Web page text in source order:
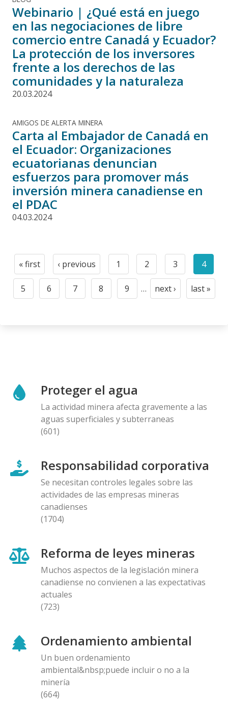
Webinario | ¿Qué está en juego
en las negociaciones de libre
comercio entre Canadá y Ecuador?
La protección de los inversores
frente a los derechos de las
comunidades y la naturaleza
20.03.2024
AMIGOS DE ALERTA MINERA
Carta al Embajador de Canadá en
el Ecuador: Organizaciones
ecuatorianas denuncian
esfuerzos para promover más
inversión minera canadiense en
el PDAC
04.03.2024
Paginación
First
page
« first
Previous
page
‹ previous
Page
1
Page
2
Page
3
page
4
Page
5
Page
6
Page
7
Page
8
Page
9 …
Next
next ›
Last
last »
Proteger el agua
La actividad minera afecta gravemente a las
aguas superficiales y subterraneas
(601)
Responsabilidad corporativa
Se necesitan controles legales sobre las
actividades de las empresas mineras
canadienses
(1704)
Reforma de leyes mineras
Muchos aspectos de la legislación minera
canadiense no convienen a las expectativas
actuales
(723)
Ordenamiento ambiental
Un buen ordenamiento
ambiental&nbsp;puede incluir o no a la
minería
(664)